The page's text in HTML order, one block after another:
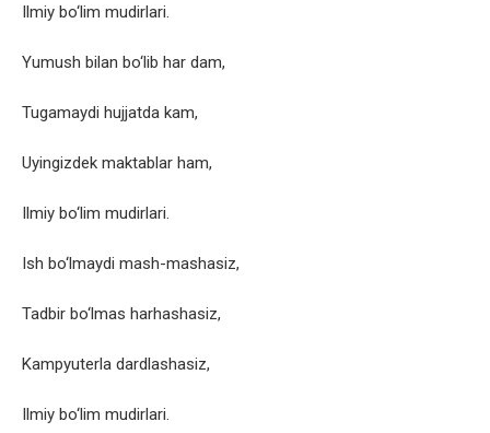
Ilmiy bo‘lim mudirlari.
Yumush bilan bo‘lib har dam,
Tugamaydi hujjatda kam,
Uyingizdek maktablar ham,
Ilmiy bo‘lim mudirlari.
Ish bo‘lmaydi mash-mashasiz,
Tadbir bo‘lmas harhashasiz,
Kampyuterla dardlashasiz,
Ilmiy bo‘lim mudirlari.